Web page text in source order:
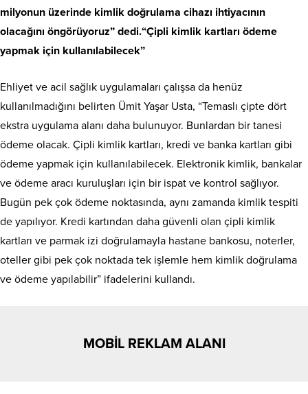
milyonun üzerinde kimlik doğrulama cihazı ihtiyacının
olacağını öngörüyoruz” dedi.“Çipli kimlik kartları ödeme
yapmak için kullanılabilecek”
Ehliyet ve acil sağlık uygulamaları çalışsa da henüz
kullanılmadığını belirten Ümit Yaşar Usta, “Temaslı çipte dört
ekstra uygulama alanı daha bulunuyor. Bunlardan bir tanesi
ödeme olacak. Çipli kimlik kartları, kredi ve banka kartları gibi
ödeme yapmak için kullanılabilecek. Elektronik kimlik, bankalar
ve ödeme aracı kuruluşları için bir ispat ve kontrol sağlıyor.
Bugün pek çok ödeme noktasında, aynı zamanda kimlik tespiti
de yapılıyor. Kredi kartından daha güvenli olan çipli kimlik
kartları ve parmak izi doğrulamayla hastane bankosu, noterler,
oteller gibi pek çok noktada tek işlemle hem kimlik doğrulama
ve ödeme yapılabilir” ifadelerini kullandı.
MOBİL REKLAM ALANI